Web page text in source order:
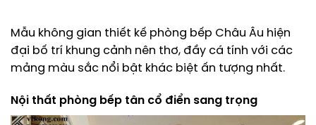
Mẫu không gian thiết kế phòng bếp Châu Âu hiện
đại bố trí khung cảnh nên thơ, đầy cá tính với các
mảng màu sắc nổi bật khác biệt ấn tượng nhất.
Nội thất phòng bếp tân cổ điển sang trọng